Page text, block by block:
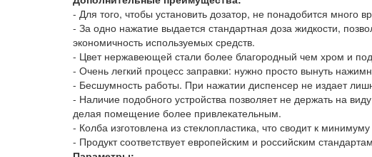
- Для того, чтобы установить дозатор, не понадобится
- За одно нажатие выдается стандартная доза жидкости,
экономичность используемых средств.
- Цвет нержавеющей стали более благородный чем хром и
- Очень легкий процесс заправки: нужно просто вынуть
- Бесшумность работы. При нажатии диспенсер не издает
- Наличие подобного устройства позволяет не держать на
делая помещение более привлекательным.
- Колба изготовлена из стеклопластика, что сводит к
- Продукт соответствует европейским и российским